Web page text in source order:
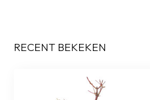
RECENT BEKEKEN